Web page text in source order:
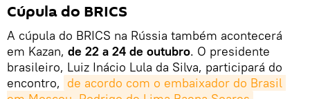
Cúpula do BRICS
A cúpula do BRICS na Rússia também acontecerá
em Kazan, de 22 a 24 de outubro. O presidente
brasileiro, Luiz Inácio Lula da Silva, participará do
encontro, de acordo com o embaixador do Brasil